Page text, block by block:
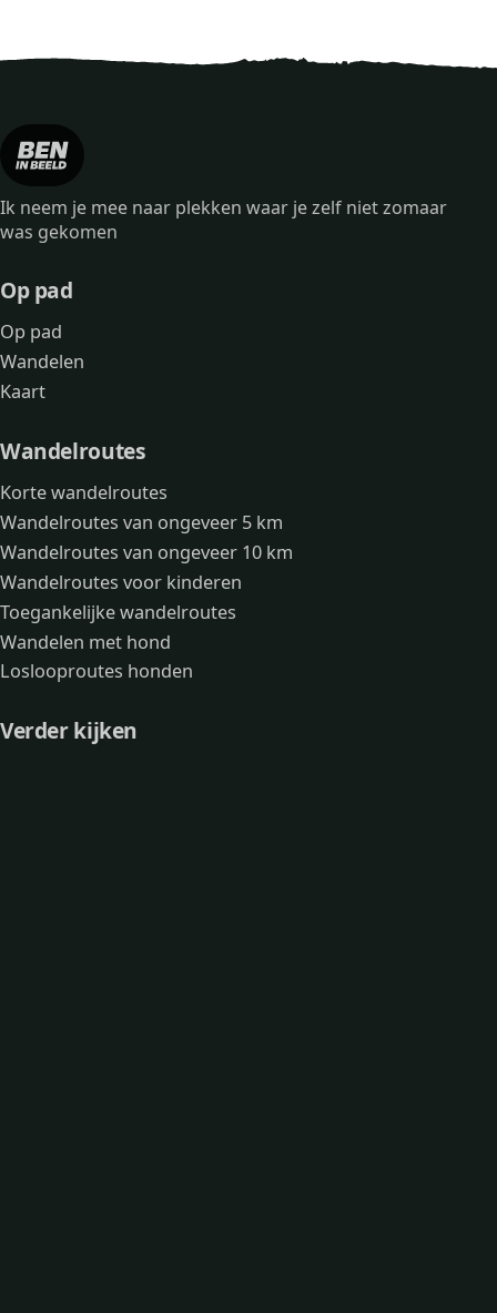
Ik neem je mee naar plekken waar je zelf niet zomaar
was gekomen
Op pad
Op pad
Wandelen
Kaart
Wandelroutes
Korte wandelroutes
Wandelroutes van ongeveer 5 km
Wandelroutes van ongeveer 10 km
Wandelroutes voor kinderen
Toegankelijke wandelroutes
Wandelen met hond
Loslooproutes honden
Verder kijken